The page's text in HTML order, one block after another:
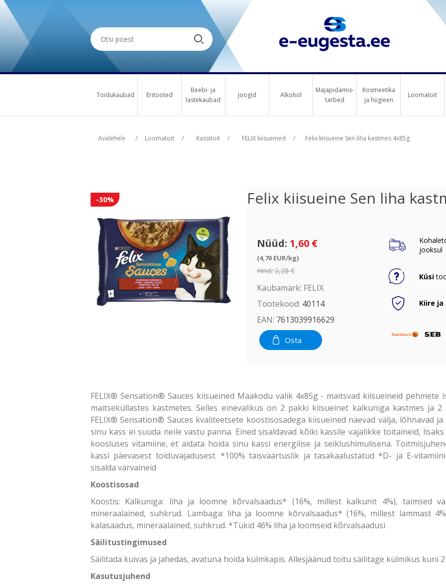
Toidukaubad Eritooted
Beebi- ja
lastekaubad
Joogid Alkohol
Majapidamis-
tarbed
Kosmeetika
ja hügieen
Loomatoit
Avalehele / Loomatoit / Kassitoit / FELIX kiisueined / Felix kiisueine Sen liha kastmes 4x85g
-30% Felix kiisueine Sen liha
Nüüd: 1,60 €
(4,70 EUR/kg)
Hind: 2,28 €
Kaubamärk: FELIX
Tootekood: 40114
EAN: 7613039916629
Osta
jooksul
Küsi
Kiire
FELIX® Sensation® Sauces kiisueined Maakodu valik 4x85g - maitsvad kiisueineid
maitseküllastes kastmetes. Selles einevalikus on 2 pakki kiisueinet kalkuniga kastmes ja
FELIX® Sensation® Sauces kvaliteetsete koostisosadega kiisueined näevad välja, lõhnavad
sinu kass ei suuda neile vastu panna. Eined sisaldavad kõiki kassile vajalikke toitaineid,
koosluses vitamiine, et aidata hoida sinu kassi energilise ja seiklushimulisena.
kassi päevasest toiduvajadusest. *100% täisväärtuslik ja tasakaalustatud *D- ja E-
sisalda värvaineid
Koostisosad
Koostis: Kalkuniga: liha ja loomne kõrvalsaadus* (16%, millest kalkunit 4%), taimsed
mineraalained, suhkrud. Lambaga: liha ja loomne kõrvalsaadus* (16%, millest lammast
kalasaadus, mineraalained, suhkrud. *Tükid 46% liha ja loomseid kõrvalsaadusi
Säilitustingimused
Säilitada kuivas ja jahedas, avatuna hoida külmkapis. Allesjäänud toitu säilitage külmikus kuni
Kasutusjuhend